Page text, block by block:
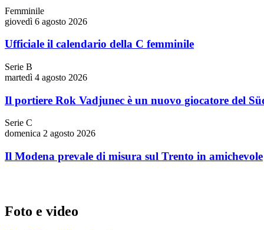
Femminile
giovedì 6 agosto 2026
Ufficiale il calendario della C femminile
Serie B
martedì 4 agosto 2026
Il portiere Rok Vadjunec è un nuovo giocatore del
Serie C
domenica 2 agosto 2026
Il Modena prevale di misura sul Trento in amichevole
Foto e video